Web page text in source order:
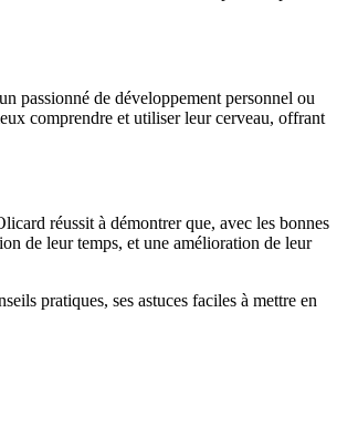
passionné de développement personnel ou
comprendre et utiliser leur cerveau, offrant
réussit à démontrer que, avec les bonnes
de leur temps, et une amélioration de leur
pratiques, ses astuces faciles à mettre en